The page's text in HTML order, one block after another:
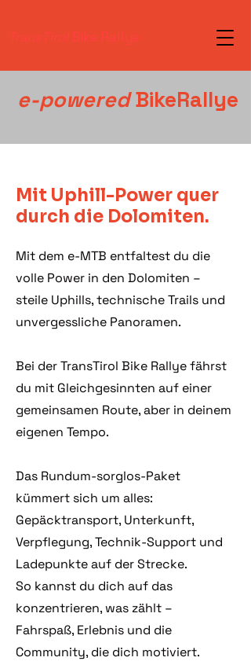
e-poweredBikeRallye
Mit Uphill-Power quer
durch die Dolomiten.
Mit dem e-MTB entfaltest du die
volle Power in den Dolomiten –
steile Uphills, technische Trails und
unvergessliche Panoramen.
Bei der TransTirol Bike Rallye fährst
du mit Gleichgesinnten auf einer
gemeinsamen Route, aber in deinem
eigenen Tempo.
Das Rundum-sorglos-Paket
kümmert sich um alles:
Gepäcktransport, Unterkunft,
Verpflegung, Technik-Support und
Ladepunkte auf der Strecke.
So kannst du dich auf das
konzentrieren, was zählt –
Fahrspaß, Erlebnis und die
Community, die dich motiviert.